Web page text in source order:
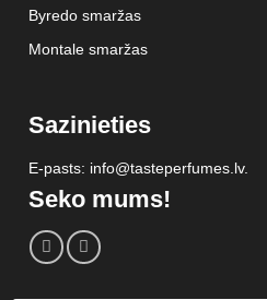
Byredo smaržas
Montale smaržas
Sazinieties
E-pasts: info@tasteperfumes.lv.
Seko mums!